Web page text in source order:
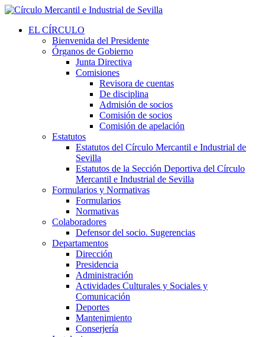
EL CÍRCULO
Bienvenida del Presidente
Órganos de Gobierno
Junta Directiva
Comisiones
Revisora de cuentas
De disciplina
Admisión de socios
Comisión de socios
Comisión de apelación
Estatutos
Estatutos del Círculo Mercantil e Industrial de
Sevilla
Estatutos de la Sección Deportiva del Círculo
Mercantil e Industrial de Sevilla
Formularios y Normativas
Formularios
Normativas
Colaboradores
Defensor del socio. Sugerencias
Departamentos
Dirección
Presidencia
Administración
Actividades Culturales y Sociales y
Comunicación
Deportes
Mantenimiento
Conserjería